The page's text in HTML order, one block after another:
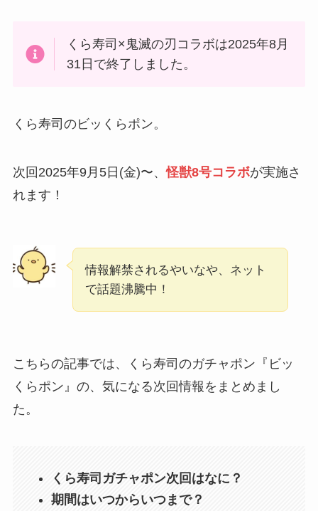
くら寿司×鬼滅の刃コラボは2025年8月
31日で終了しました。
くら寿司のビッくらポン。
次回2025年9月5日(金)〜、怪獣8号コラボが実施さ
れます！
情報解禁されるやいなや、ネット
で話題沸騰中！
こちらの記事では、くら寿司のガチャポン『ビッ
くらポン』の、気になる次回情報をまとめまし
た。
くら寿司ガチャポン次回はなに？
期間はいつからいつまで？